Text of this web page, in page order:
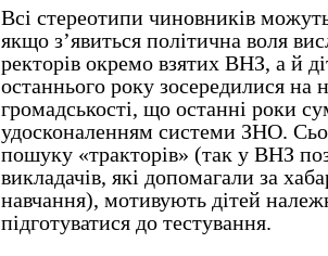
Всі стереотипи чиновників
якщо з’явиться політична воля
ректорів окремо взятих ВНЗ, а й
останнього року зосередилися на
громадськості, що останні роки
удосконаленням системи ЗНО.
пошуку «тракторів» (так у ВНЗ
викладачів, які допомагали за
навчання), мотивують дітей
підготуватися до тестування.